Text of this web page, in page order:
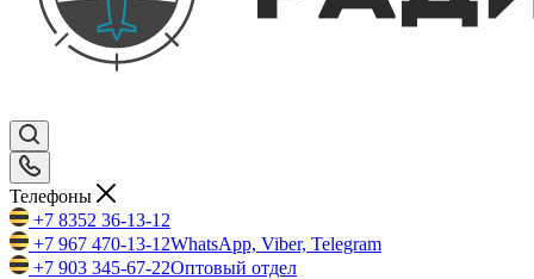
Телефоны
+7 8352 36-13-12
+7 967 470-13-12WhatsApp, Viber, Telegram
+7 903 345-67-22Оптовый отдел